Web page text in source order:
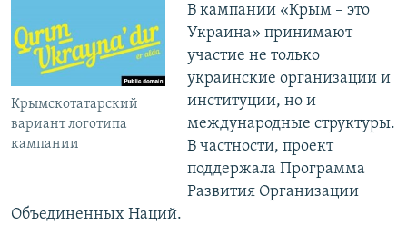
Крымскотатарский
вариант логотипа
кампании
В кампании «Крым – это
Украина» принимают
участие не только
украинские организации и
институции, но и
международные структуры.
В частности, проект
поддержала Программа
Развития Организации
Объединенных Наций.